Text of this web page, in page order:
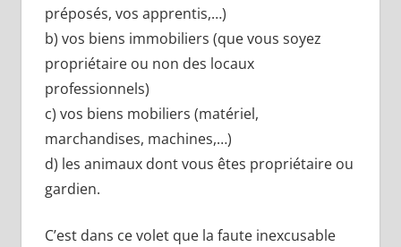
préposés, vos apprentis,…)
b) vos biens immobiliers (que vous soyez
propriétaire ou non des locaux
professionnels)
c) vos biens mobiliers (matériel,
marchandises, machines,…)
d) les animaux dont vous êtes propriétaire ou
gardien.
C’est dans ce volet que la faute inexcusable